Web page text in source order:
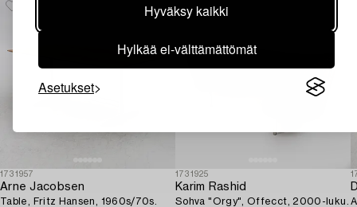
Hyväksy kaikki
Hylkää ei-välttämättömät
Asetukset
1731957
Arne Jacobsen
Table, Fritz Hansen, 1960s/70s.
1731925
Karim Rashid
Sohva "Orgy", Offecct, 2000-luku.